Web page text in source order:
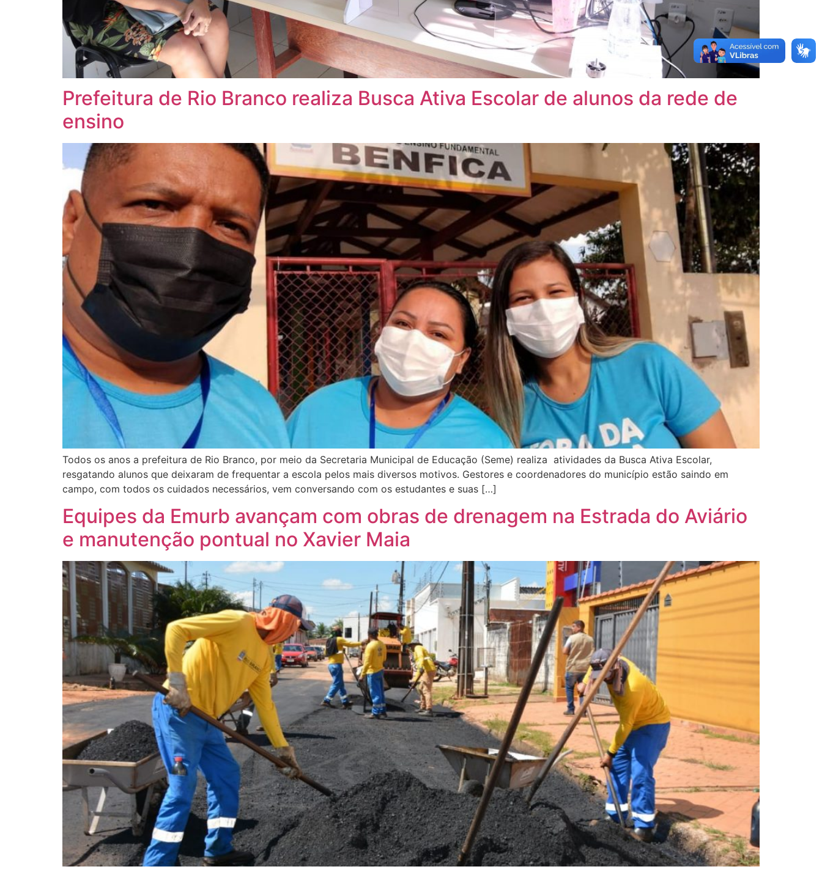
Prefeitura de Rio Branco realiza Busca Ativa Escolar de alunos da rede de
ensino
Todos os anos a prefeitura de Rio Branco, por meio da Secretaria Municipal de Educação (Seme) realiza atividades da Busca Ativa Escolar,
resgatando alunos que deixaram de frequentar a escola pelos mais diversos motivos. Gestores e coordenadores do município estão saindo em
campo, com todos os cuidados necessários, vem conversando com os estudantes e suas […]
Equipes da Emurb avançam com obras de drenagem na Estrada do Aviário
e manutenção pontual no Xavier Maia